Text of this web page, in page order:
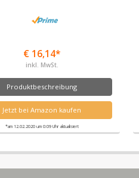
€ 16,14*
inkl. MwSt.
Produktbeschreibung
Jetzt bei Amazon kaufen
*am 12.02.2020 um 0:09 Uhr aktualisiert